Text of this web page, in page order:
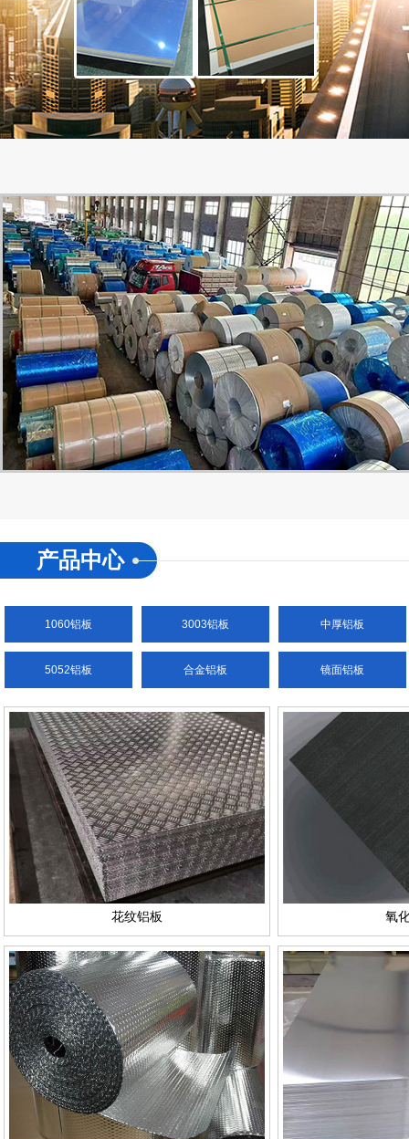
产品中心
1060铝板 3003铝板 中厚铝板
5052铝板 合金铝板 镜面铝板
花纹铝板 氧